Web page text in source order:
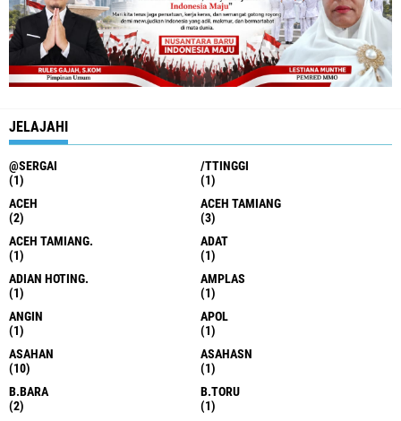
JELAJAHI
@SERGAI
(1)
/TTINGGI
(1)
ACEH
(2)
ACEH TAMIANG
(3)
ACEH TAMIANG.
(1)
ADAT
(1)
ADIAN HOTING.
(1)
AMPLAS
(1)
ANGIN
(1)
APOL
(1)
ASAHAN
(10)
ASAHASN
(1)
B.BARA
(2)
B.TORU
(1)